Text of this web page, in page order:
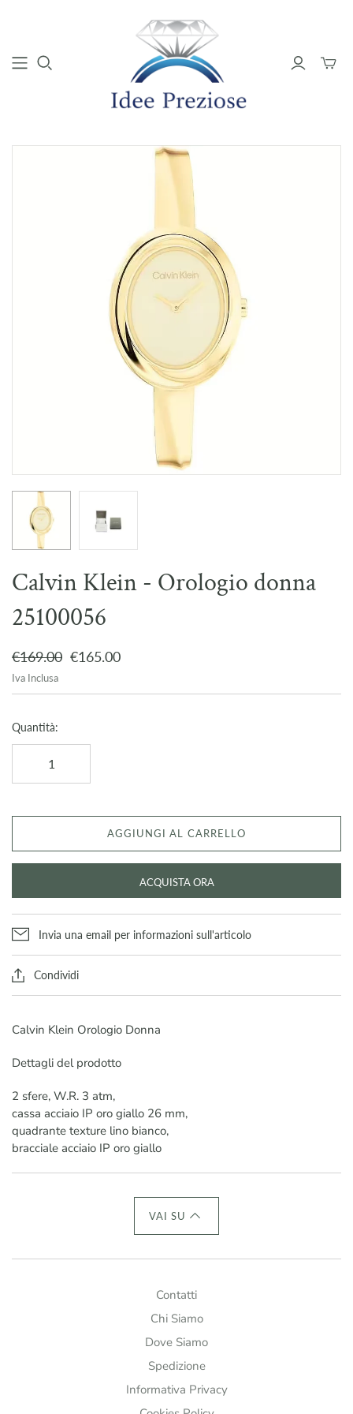
Mini
Calvin Klein - Orologio donna
25100056
€169.00 €165.00
Iva Inclusa
Quantità:
AGGIUNGI AL CARRELLO
ACQUISTA ORA
Invia una email per informazioni sull'articolo
Condividi
Calvin Klein Orologio Donna
Dettagli del prodotto
2 sfere, W.R. 3 atm,
cassa acciaio IP oro giallo 26 mm,
quadrante texture lino bianco,
bracciale acciaio IP oro giallo
VAI SU
Contatti
Chi Siamo
Dove Siamo
Spedizione
Informativa Privacy